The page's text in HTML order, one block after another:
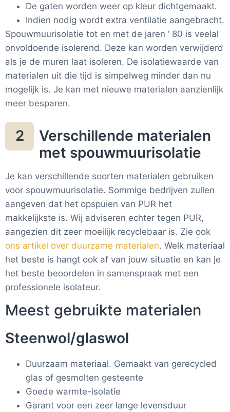
De gaten worden weer op kleur dichtgemaakt.
Indien nodig wordt extra ventilatie aangebracht.
Spouwmuurisolatie tot en met de jaren ‘ 80 is veelal
onvoldoende isolerend. Deze kan worden verwijderd
als je de muren laat isoleren. De isolatiewaarde van
materialen uit die tijd is simpelweg minder dan nu
mogelijk is. Je kan met nieuwe materialen aanzienlijk
meer besparen.
2
Verschillende materialen
met spouwmuurisolatie
Je kan verschillende soorten materialen gebruiken
voor spouwmuurisolatie. Sommige bedrijven zullen
aangeven dat het opspuien van PUR het
makkelijkste is. Wij adviseren echter tegen PUR,
aangezien dit zeer moeilijk recyclebaar is. Zie ook
ons artikel over duurzame materialen. Welk materiaal
het beste is hangt ook af van jouw situatie en kan je
het beste beoordelen in samenspraak met een
professionele isolateur.
Meest gebruikte materialen
Steenwol/glaswol
Duurzaam materiaal. Gemaakt van gerecycled
glas of gesmolten gesteente
Goede warmte-isolatie
Garant voor een zeer lange levensduur